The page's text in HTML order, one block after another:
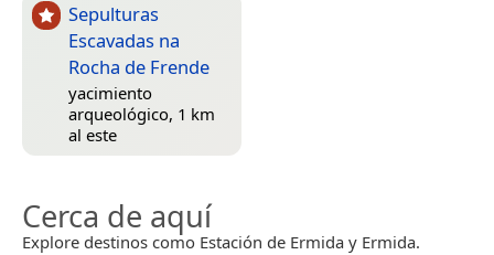
Sepulturas
Escavadas na
Rocha de Frende
yacimiento
arqueológico, 1 km
al este
Cerca de aquí
Explore destinos como Estación de Ermida y Ermida.